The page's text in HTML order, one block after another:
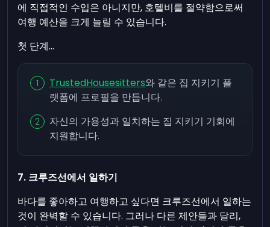
에 직접적인 수입은 아니지만, 호텔비를 절약함으로써
여행 예산을 크게 늘릴 수 있습니다.
첫 단계...
TrustedHousesitters와 같은 집 지키기 플
랫폼에 프로필을 만듭니다.
자신의 가용성과 일치하는 집 지키기 기회에
지원합니다.
7. 크루즈선에서 일하기
바다를 좋아하고 여행하고 싶다면 크루즈선에서 일하는
것이 완벽할 수 있습니다. 그러나 다른 제안들과 달리,